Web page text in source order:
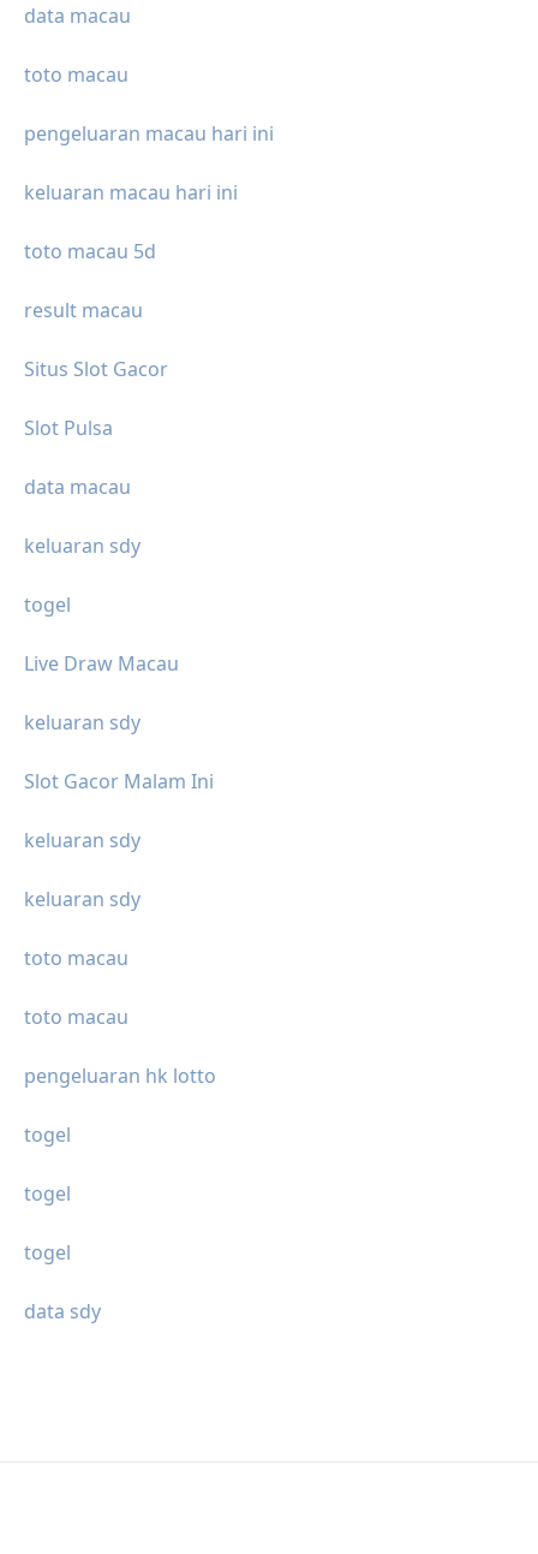
data macau
toto macau
pengeluaran macau hari ini
keluaran macau hari ini
toto macau 5d
result macau
Situs Slot Gacor
Slot Pulsa
data macau
keluaran sdy
togel
Live Draw Macau
keluaran sdy
Slot Gacor Malam Ini
keluaran sdy
keluaran sdy
toto macau
toto macau
pengeluaran hk lotto
togel
togel
togel
data sdy